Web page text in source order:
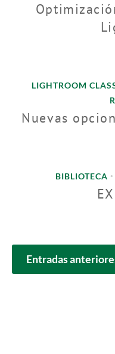
LIGHTROOM
Nuevas
BIBLIOTECA •
NAVEGACIÓN
DE
Entradas